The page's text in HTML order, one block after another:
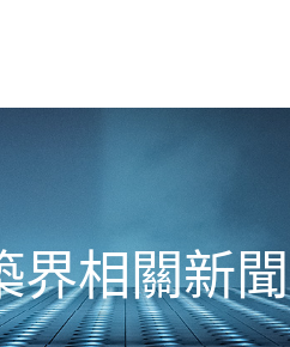
界相關新聞